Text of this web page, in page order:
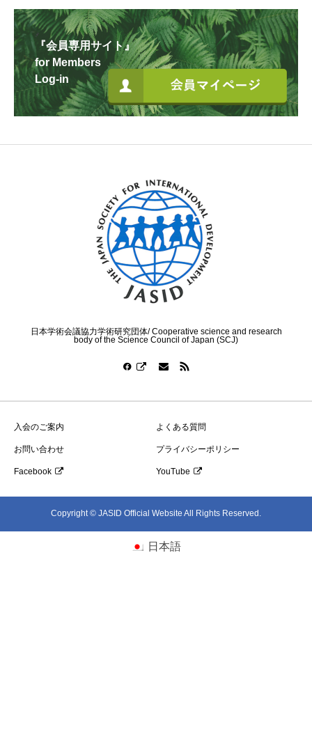
『会員専用サイト』
for Members
Log-in
日本学術会議協力学術研究団体/ Cooperative science and research
body of the Science Council of Japan (SCJ)
入会のご案内 よくある質問
お問い合わせ プライバシーポリシー
Facebook YouTube
Copyright © JASID Official Website All Rights Reserved.
日本語